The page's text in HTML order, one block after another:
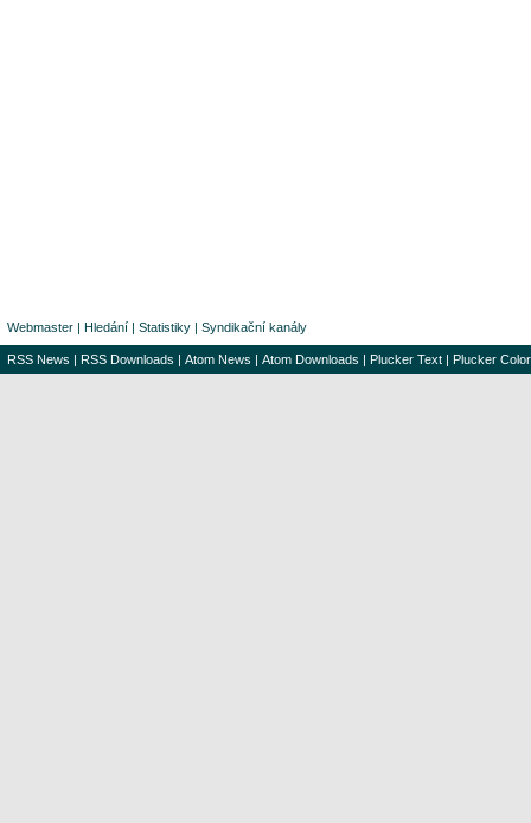
Webmaster | Hledání | Statistiky | Syndikační kanály
RSS News | RSS Downloads | Atom News | Atom Downloads | Plucker Text | Plucker Color